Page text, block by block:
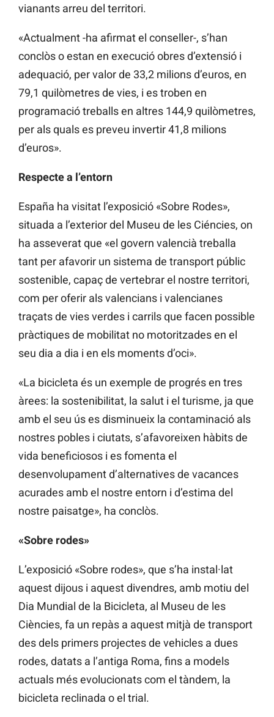
vianants arreu del territori.
«Actualment -ha afirmat el conseller-, s’han
conclòs o estan en execució obres d’extensió i
adequació, per valor de 33,2 milions d’euros, en
79,1 quilòmetres de vies, i es troben en
programació treballs en altres 144,9 quilòmetres,
per als quals es preveu invertir 41,8 milions
d’euros».
Respecte a l’entorn
España ha visitat l’exposició «Sobre Rodes»,
situada a l’exterior del Museu de les Ciéncies, on
ha asseverat que «el govern valencià treballa
tant per afavorir un sistema de transport públic
sostenible, capaç de vertebrar el nostre territori,
com per oferir als valencians i valencianes
traçats de vies verdes i carrils que facen possible
pràctiques de mobilitat no motoritzades en el
seu dia a dia i en els moments d’oci».
«La bicicleta és un exemple de progrés en tres
àrees: la sostenibilitat, la salut i el turisme, ja que
amb el seu ús es disminueix la contaminació als
nostres pobles i ciutats, s’afavoreixen hàbits de
vida beneficiosos i es fomenta el
desenvolupament d’alternatives de vacances
acurades amb el nostre entorn i d’estima del
nostre paisatge», ha conclòs.
«Sobre rodes»
L’exposició «Sobre rodes», que s’ha instal·lat
aquest dijous i aquest divendres, amb motiu del
Dia Mundial de la Bicicleta, al Museu de les
Ciències, fa un repàs a aquest mitjà de transport
des dels primers projectes de vehicles a dues
rodes, datats a l’antiga Roma, fins a models
actuals més evolucionats com el tàndem, la
bicicleta reclinada o el trial.